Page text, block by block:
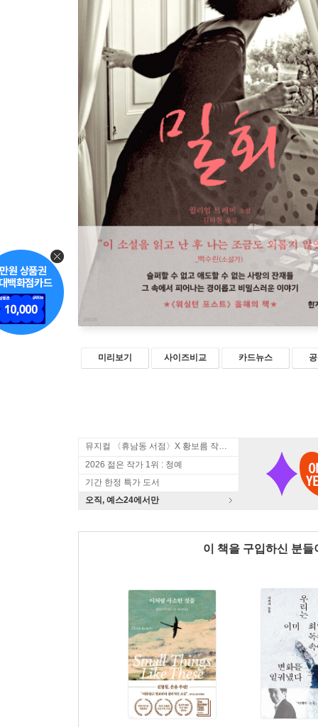
미리보기 사이즈비교 카드뉴스
뮤지컬 〈휴남동 서점〉X 황보름 작가 북토크
2026 젊은 작가 1위 : 청예
기간 한정 특가 도서
오직, 예스24에서만
이 책을 구입하신 분